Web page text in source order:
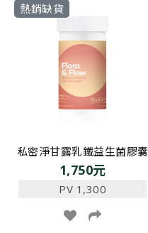
熱銷缺貨
私密淨甘露乳鐵益生菌膠囊
1,750元
PV 1,300